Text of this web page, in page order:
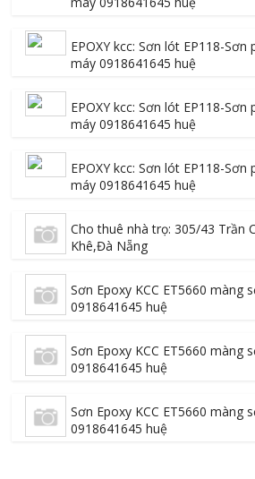
EPOXY kcc: Sơn lót EP118-
máy 0918641645 huệ
EPOXY kcc: Sơn lót EP118-
máy 0918641645 huệ
EPOXY kcc: Sơn lót EP118-
máy 0918641645 huệ
Cho thuê nhà trọ: 305/43 Trần
Khê,Đà Nẵng
Sơn Epoxy KCC ET5660 màng
0918641645 huệ
Sơn Epoxy KCC ET5660 màng
0918641645 huệ
Sơn Epoxy KCC ET5660 màng
0918641645 huệ